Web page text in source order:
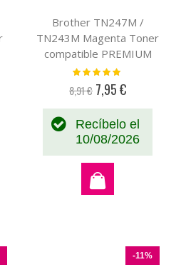
Brother TN247M /
TN243M Magenta Toner
compatible PREMIUM
(2,3K)
Valoración:
8,91 € Precio
7,95 €
Recíbelo el
10/08/2026
-11%